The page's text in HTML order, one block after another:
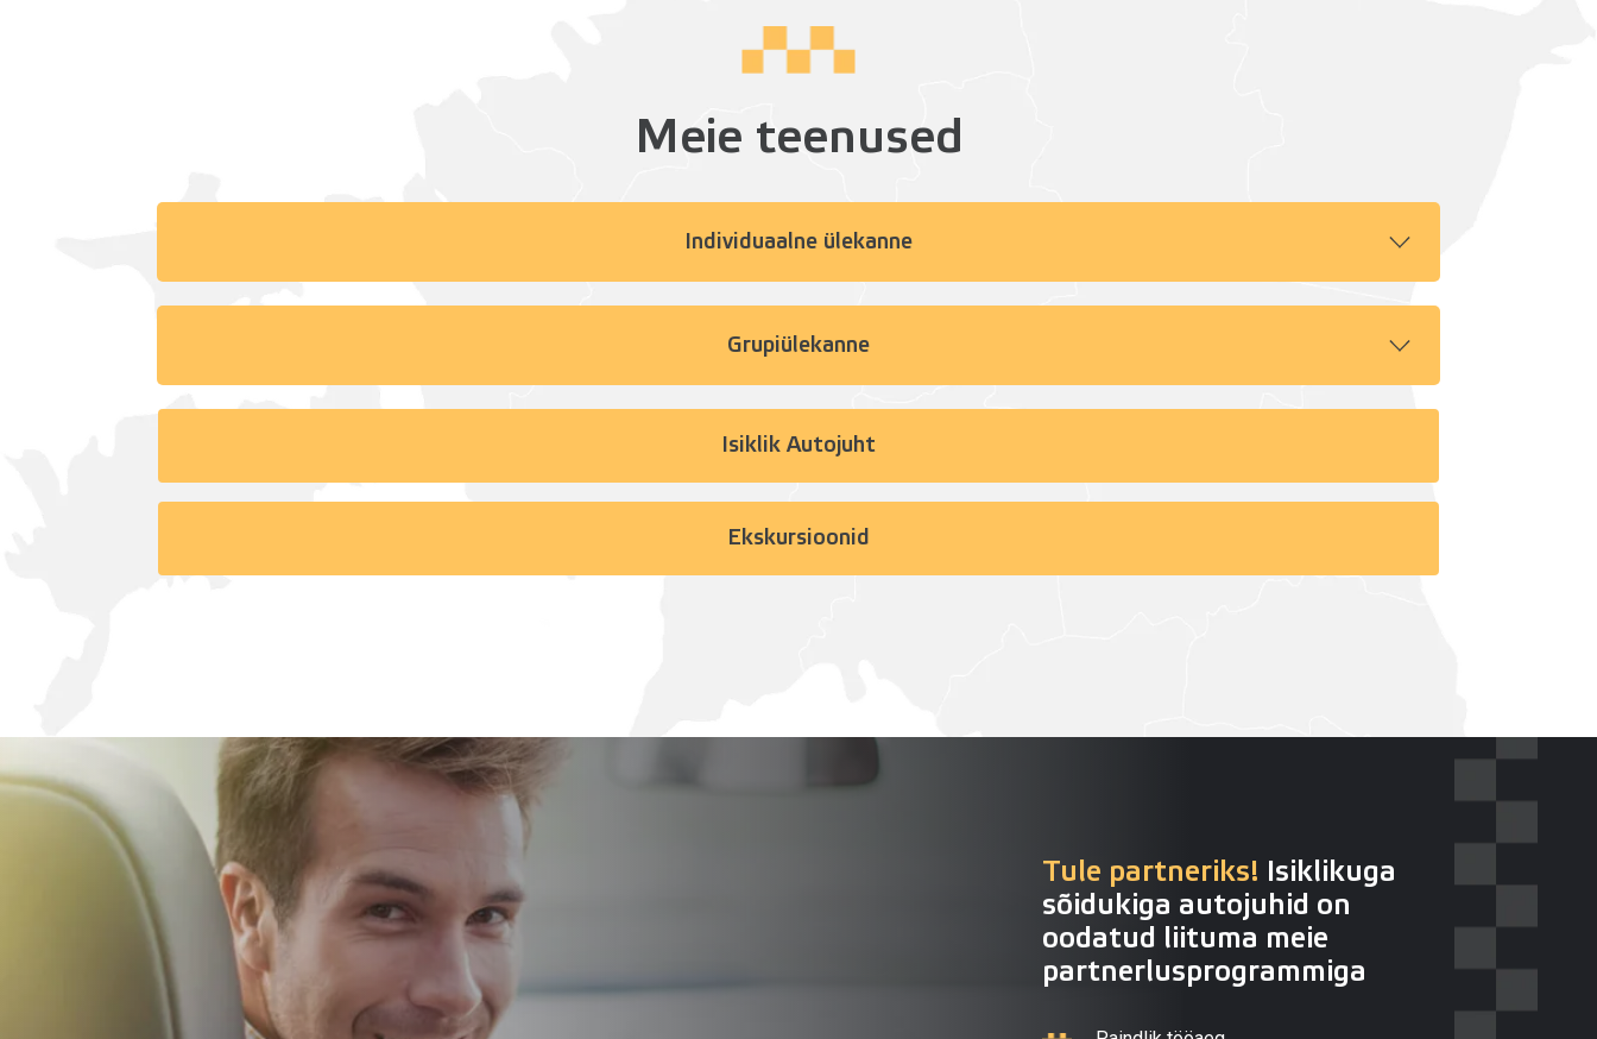
Meie teenused
Individuaalne ülekanne
Grupiülekanne
Isiklik Autojuht
Ekskursioonid
Tule partneriks! Isiklikuga
sõidukiga autojuhid on
oodatud liituma meie
partnerlusprogrammiga